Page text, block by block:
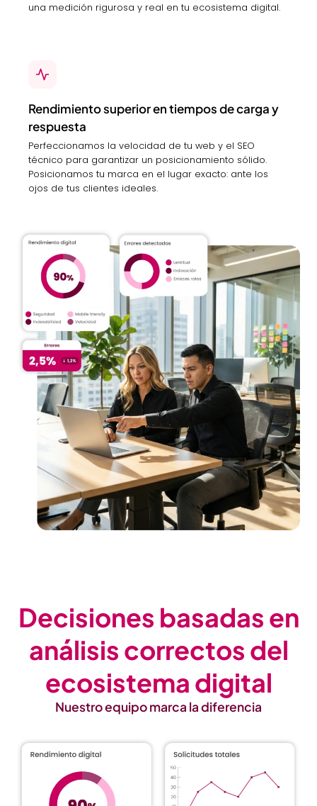
una medición rigurosa y real en tu ecosistema digital.
Rendimiento superior en tiempos de carga y
respuesta
Perfeccionamos la velocidad de tu web y el SEO
técnico para garantizar un posicionamiento sólido.
Posicionamos tu marca en el lugar exacto: ante los
ojos de tus clientes ideales.
Decisiones basadas en
análisis correctos del
ecosistema digital
Nuestro equipo marca la diferencia